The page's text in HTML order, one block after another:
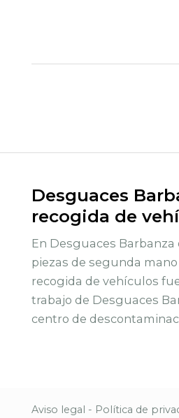
Desguaces
recogida de
En Desguaces
piezas de segunda
recogida de vehículos
trabajo de Desguaces
centro de
Aviso legal - Política de